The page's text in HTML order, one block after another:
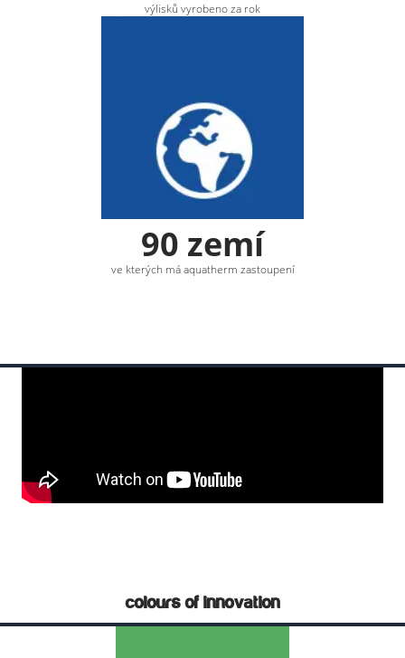
výlisků vyrobeno za rok
90 zemí
ve kterých má aquatherm zastoupení
colours of innovation